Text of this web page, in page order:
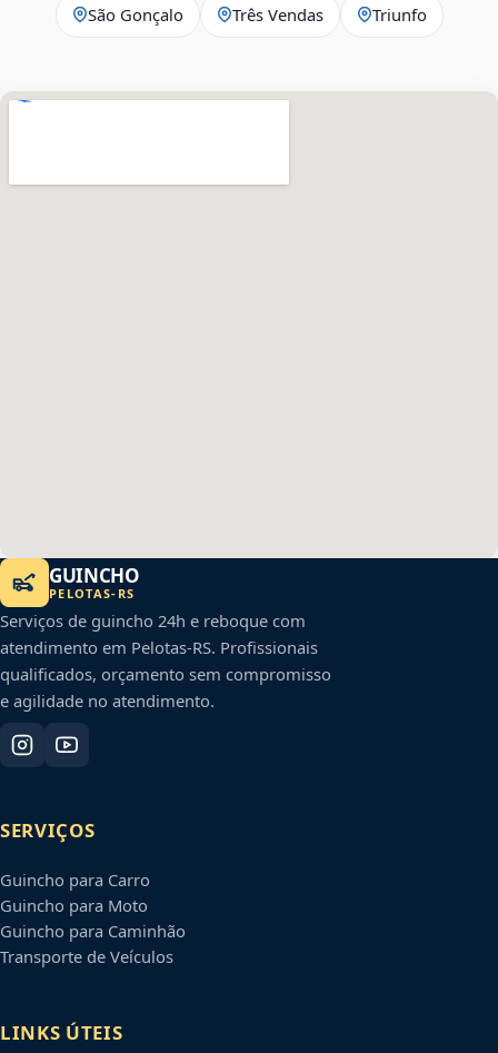
São Gonçalo Três Vendas Triunfo
GUINCHO
PELOTAS- RS
Serviços de guincho 24h e reboque com
atendimento em Pelotas-RS. Profissionais
qualificados, orçamento sem compromisso
e agilidade no atendimento.
SERVIÇOS
Guincho para Carro
Guincho para Moto
Guincho para Caminhão
Transporte de Veículos
LINKS ÚTEIS